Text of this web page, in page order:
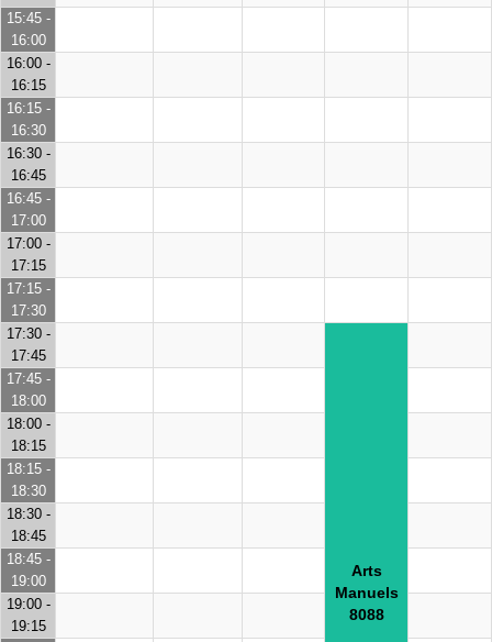
15:45 -
16:00
16:00 -
16:15
16:15 -
16:30
16:30 -
16:45
16:45 -
17:00
17:00 -
17:15
17:15 -
17:30
17:30 -
17:45
Arts
Manuels
8088
17:45 -
18:00
18:00 -
18:15
18:15 -
18:30
18:30 -
18:45
18:45 -
19:00
19:00 -
19:15